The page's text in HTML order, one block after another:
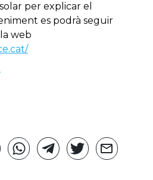
per explicar el
es podrà seguir
web